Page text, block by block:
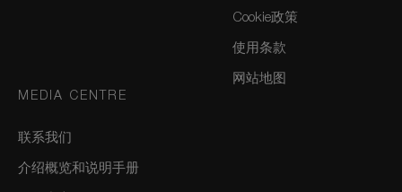
Cookie政策
使用条款
网站地图
MEDIA CENTRE
联系我们
介绍概览和说明手册